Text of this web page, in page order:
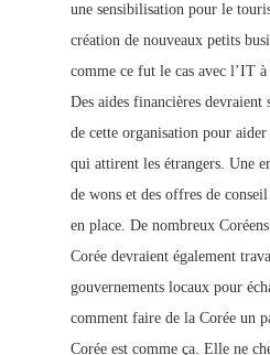
une sensibilisation pour le
création de nouveaux petits
comme ce fut le cas avec l’IT
Des aides financières
de cette organisation pour aider
qui attirent les étrangers. Une
de wons et des offres de
en place. De nombreux
Corée devraient également
gouvernements locaux pour
comment faire de la Corée un
Corée est comme ça. Elle ne